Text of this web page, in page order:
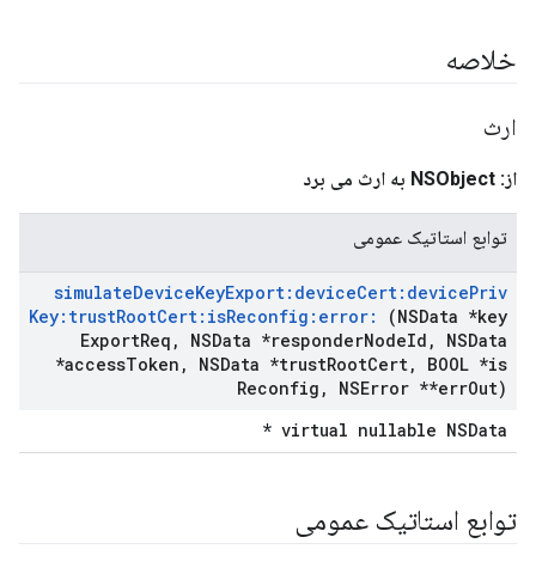
خلاصه
ارث
از: NSObject به ارث می برد
توابع استاتیک عمومی
simulateDeviceKeyExport:deviceCert:devicePriv
Key:trustRootCert:isReconfig:error:
(NSData *key
ExportReq , NSData *responderNodeId ,
NSData
*accessToken , NSData *trustRootCert,
BOOL *is
Reconfig , NSError **errOut)
virtual nullable NSData *
توابع استاتیک عمومی